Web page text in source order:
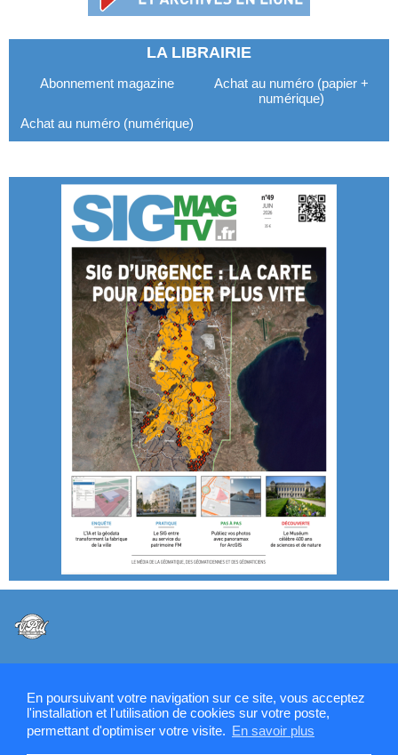
En poursuivant votre navigation sur ce site, vous acceptez
l'installation et l'utilisation de cookies sur votre poste,
permettant d'optimiser votre visite. En savoir plus
LA LIBRAIRIE
Abonnement magazine
Achat au numéro (papier +
numérique)
Achat au numéro (numérique)
Contactez la rédaction de SIGMAG & SIGTV